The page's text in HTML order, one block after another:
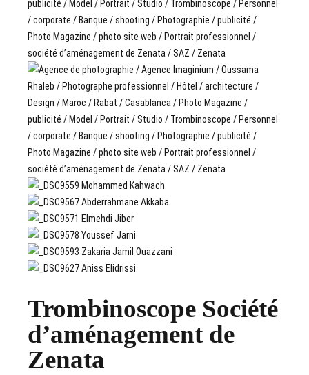
Trombinoscope Société
d’aménagement de
Zenata